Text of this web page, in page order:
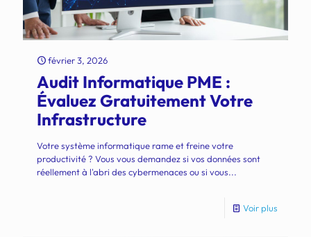
février 3, 2026
Audit Informatique PME :
Évaluez Gratuitement Votre
Infrastructure
Votre système informatique rame et freine votre
productivité ? Vous vous demandez si vos données sont
réellement à l'abri des cybermenaces ou si vous...
Voir plus